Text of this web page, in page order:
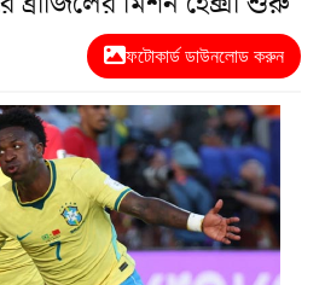
ফটোকার্ড ডাউনলোড করুন